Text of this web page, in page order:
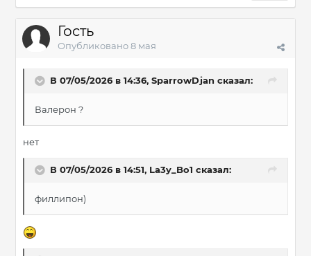
Гость
Опубликовано8 мая
В 07/05/2026 в 14:36, SparrowDjan сказал:
Валерон ?
нет
В 07/05/2026 в 14:51, La3y_Bo1 сказал:
филлипон)